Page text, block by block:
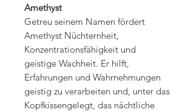
Amethyst
Getreu seinem Namen fördert
Amethyst Nüchternheit,
Konzentrationsfähigkeit und
geistige Wachheit. Er hilft,
Erfahrungen und Wahrnehmungen
geistig zu verarbeiten und, unter das
Kopfkissengelegt, das nächtliche